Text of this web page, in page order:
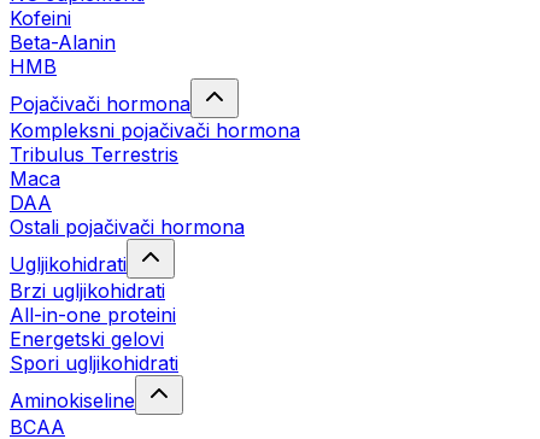
Kofeini
Beta-Alanin
HMB
Pojačivači hormona
Kompleksni pojačivači hormona
Tribulus Terrestris
Maca
DAA
Ostali pojačivači hormona
Ugljikohidrati
Brzi ugljikohidrati
All-in-one proteini
Energetski gelovi
Spori ugljikohidrati
Aminokiseline
BCAA